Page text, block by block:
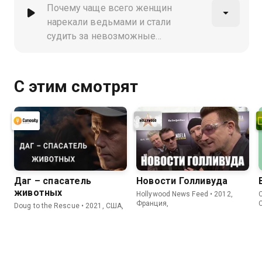
на так называемых ведьм
Почему чаще всего женщин
нарекали ведьмами и стали
судить за невозможные
созданию руководства, на которое
веками опирались охотники на
ведьм
С этим смотрят
Даг – спасатель
животных
Doug to the Rescue • 2021, США,
Новости Голливуда
Hollywood News Feed • 2012,
Франция,